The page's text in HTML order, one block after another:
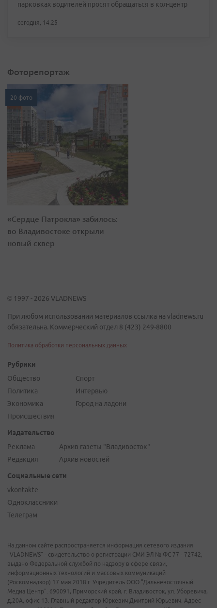
парковках водителей просят обращаться в кол-центр
сегодня, 14:25
Фоторепортаж
20 фото
«Сердце Патрокла» забилось:
во Владивостоке открыли
новый сквер
© 1997 - 2026 VLADNEWS
При любом использовании материалов ссылка на vladnews.ru
обязательна. Коммерческий отдел 8 (423) 249-8800
Политика обработки персональных данных
Рубрики
Общество
Политика
Экономика
Происшествия
Спорт
Интервью
Город на ладони
Издательство
Реклама
Редакция
Архив газеты "Владивосток"
Архив новостей
Социальные сети
vkontakte
Одноклассники
Телеграм
На данном сайте распространяется информация сетевого издания
"VLADNEWS" - свидетельство о регистрации СМИ ЭЛ № ФС 77 - 72742,
выдано Федеральной службой по надзору в сфере связи,
информационных технологий и массовых коммуникаций
(Роскомнадзор) 17 мая 2018 г. Учредитель ООО "Дальневосточный
Медиа Центр". 690091, Приморский край, г. Владивосток, ул. Уборевича,
д.20А, офис 13. Главный редактор Юркевич Дмитрий Юрьевич. Адрес